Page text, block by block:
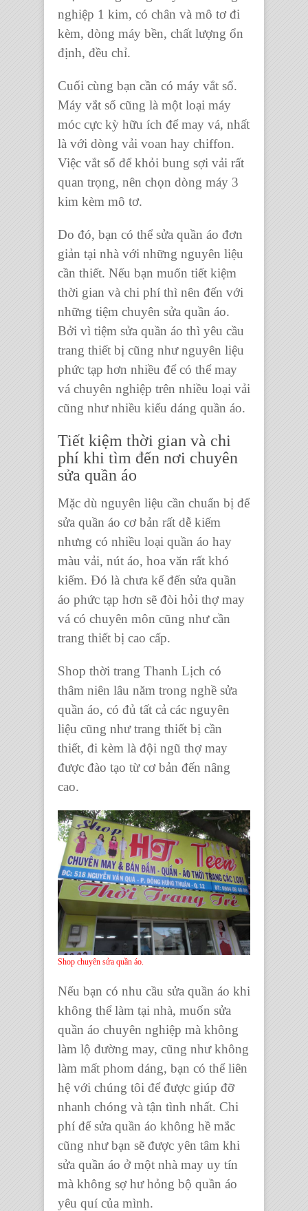
nghiệp 1 kim, có chân và mô tơ đi
kèm, dòng máy bền, chất lượng ổn
định, đều chỉ.
Cuối cùng bạn cần có máy vắt sổ.
Máy vắt sổ cũng là một loại máy
móc cực kỳ hữu ích đểmay vá, nhất
là với dòng vải voan hay chiffon.
Việc vắt sổ để khỏi bung sợi vải rất
quan trọng, nên chọn dòng máy 3
kim kèm mô tơ.
Do đó, bạn có thểsửa quần áo đơn
giản tại nhà với những nguyên liệu
cần thiết. Nếu bạn muốn tiết kiệm
thời gian và chi phí thì nên đến với
những tiệm chuyên sửa quần áo.
Bởi vì tiệm sửa quần áo thì yêu cầu
trang thiết bị cũng như nguyên liệu
phức tạp hơn nhiều để có thể may
vá chuyên nghiệp trên nhiều loại vải
cũng như nhiều kiểu dáng quần áo.
Tiết kiệm thời gian và chi
phí khi tìm đến nơi chuyên
sửa quần áo
Mặc dù nguyên liệu cần chuẩn bị để
sửa quần áo cơ bản rất dễ kiếm
nhưng có nhiều loại quần áo hay
màu vải, nút áo, hoa văn rất khó
kiếm. Đó là chưa kể đến sửa quần
áo phức tạp hơn sẽ đòi hỏi thợ may
vá có chuyên môn cũng như cần
trang thiết bị cao cấp.
Shop thời trang Thanh Lịch có
thâm niên lâu năm trong nghề sửa
quần áo, có đủ tất cả các nguyên
liệu cũng như trang thiết bị cần
thiết, đi kèm là đội ngũ thợ may
được đào tạo từ cơ bản đến nâng
cao.
Shop chuyên sửa quần áo.
Nếu bạn có nhu cầu sửa quần áo khi
không thể làm tại nhà, muốn sửa
quần áo chuyên nghiệp mà không
làm lộ đường may, cũng như không
làm mất phom dáng, bạn có thể liên
hệ với chúng tôi để được giúp đỡ
nhanh chóng và tận tình nhất. Chi
phí đểsửa quần áo không hề mắc
cũng như bạn sẽ được yên tâm khi
sửa quần áo ở một nhà may uy tín
mà không sợ hư hỏng bộ quần áo
yêu quí của mình.